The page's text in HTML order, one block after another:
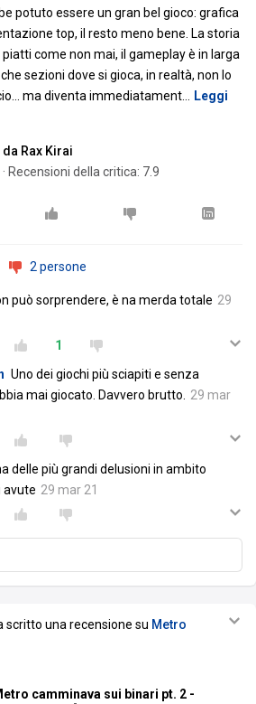
potuto essere un gran bel gioco: grafica
top, il resto meno bene. La storia
come non mai, il gameplay è in larga
sezioni dove si gioca, in realtà, non lo
ma diventa immediatament
Leggi
Rax Kirai
· Recensioni della critica: 7.9
2 persone
può sorprendere, è na merda totale 29
1
Uno dei giochi più sciapiti e senza
mai giocato. Davvero brutto.
29 mar
delle più grandi delusioni in ambito
avute 29 mar 21
scritto una recensione su Metro
camminava sui binari pt. 2 -